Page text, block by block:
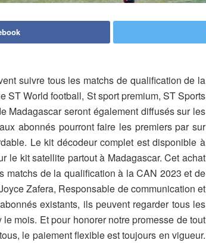
suivre tous les matchs de qualification de la
ST World football, St sport premium, ST Sports
Madagascar seront également diffusés sur les
abonnés pourront faire les premiers par sur
Le kit décodeur complet est disponible à
le kit satellite partout à Madagascar. Cet achat
matchs de la qualification à la CAN 2023 et de
Zafera, Responsable de communication et
existants, ils peuvent regarder tous les
mois. Et pour honorer notre promesse de tout
le paiement flexible est toujours en vigueur.